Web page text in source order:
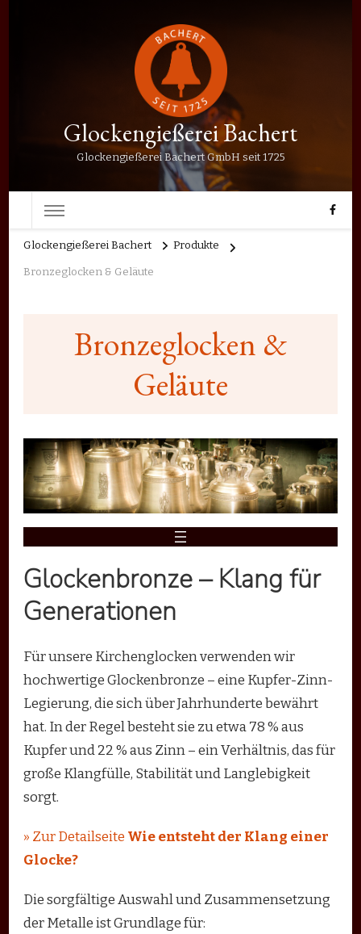
Glockengießerei Bachert
Glockengießerei Bachert GmbH seit 1725
Glockengießerei Bachert Produkte
Bronzeglocken & Geläute
Bronzeglocken &
Geläute
Glockenbronze – Klang für
Generationen
Für unsere Kirchenglocken verwenden wir
hochwertige Glockenbronze – eine Kupfer-Zinn-
Legierung, die sich über Jahrhunderte bewährt
hat. In der Regel besteht sie zu etwa 78 % aus
Kupfer und 22 % aus Zinn – ein Verhältnis, das für
große Klangfülle, Stabilität und Langlebigkeit
sorgt.
» Zur Detailseite Wie entsteht der Klang einer
Glocke?
Die sorgfältige Auswahl und Zusammensetzung
der Metalle ist Grundlage für: